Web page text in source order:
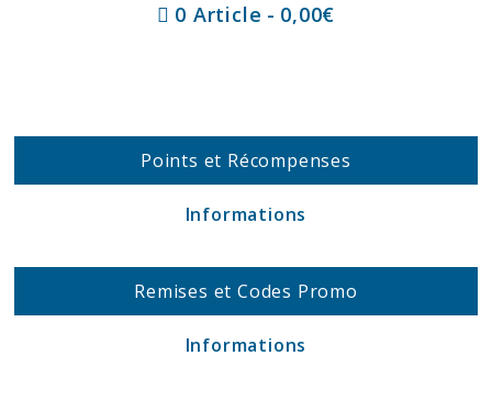
0 Article 0,00€
Points et Récompenses
Informations
Remises et Codes Promo
Informations